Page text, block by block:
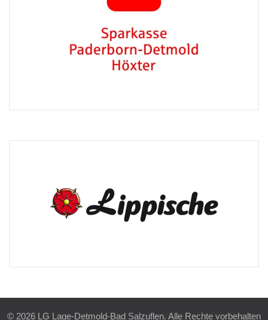
© 2026 LG Lage-Detmold-Bad Salzuflen. Alle Rechte vorbehalten